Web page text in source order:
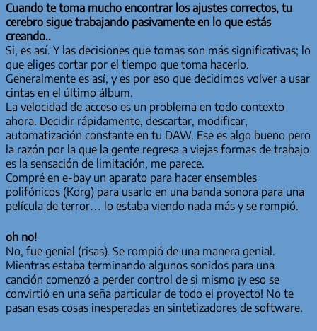
Cuando te toma mucho encontrar los ajustes correctos, tu
cerebro sigue trabajando pasivamente en lo que estás
creando..
Si, es así. Y las decisiones que tomas son más significativas; lo
que eliges cortar por el tiempo que toma hacerlo.
Generalmente es así, y es por eso que decidimos volver a usar
cintas en el último álbum.
La velocidad de acceso es un problema en todo contexto
ahora. Decidir rápidamente, descartar, modificar,
automatización constante en tu DAW. Ese es algo bueno pero
la razón por la que la gente regresa a viejas formas de trabajo
es la sensación de limitación, me parece.
Compré en e-bay un aparato para hacer ensembles
polifónicos (Korg) para usarlo en una banda sonora para una
película de terror… lo estaba viendo nada más y se rompió.
oh no!
No, fue genial (risas). Se rompió de una manera genial.
Mientras estaba terminando algunos sonidos para una
canción comenzó a perder control de si mismo ¡y eso se
convirtió en una seña particular de todo el proyecto! No te
pasan esas cosas inesperadas en sintetizadores de software.